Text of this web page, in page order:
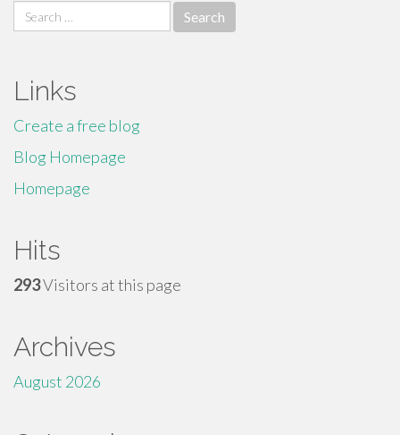
Search
for:
Links
Create a free blog
Blog Homepage
Homepage
Hits
293Visitors at this page
Archives
August 2026